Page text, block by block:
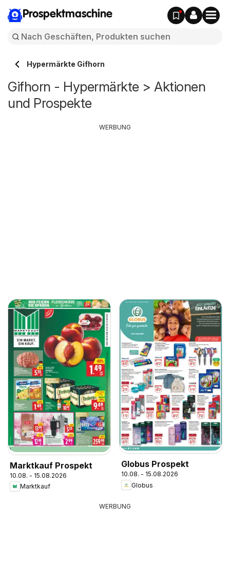
Prospektmaschine
Hypermärkte Gifhorn
Gifhorn - Hypermärkte > Aktionen
und Prospekte
Marktkauf Prospekt
10.08. - 15.08.2026
Marktkauf
Globus Prospekt
10.08. - 15.08.2026
Globus
WERBUNG
WERBUNG